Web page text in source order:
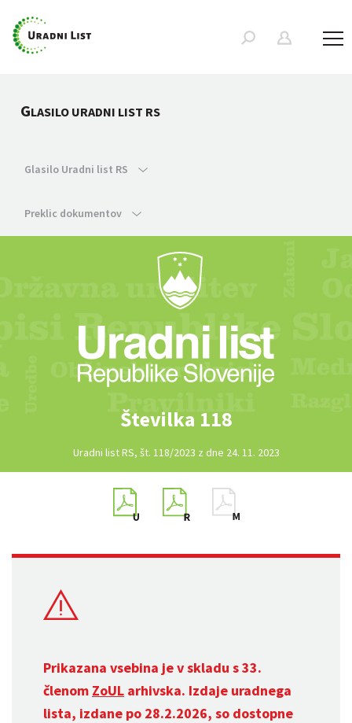
GLASILO URADNI LIST RS
Glasilo Uradni list RS
Preklic dokumentov
Številka 118
Uradni list RS, št. 118/2023 z dne 24. 11. 2023
Prikazana vsebina je v skladu s 33.
členom ZoUL arhivska. Izdaje uradnega
lista, izdane po 28.2.2026, so dostopne